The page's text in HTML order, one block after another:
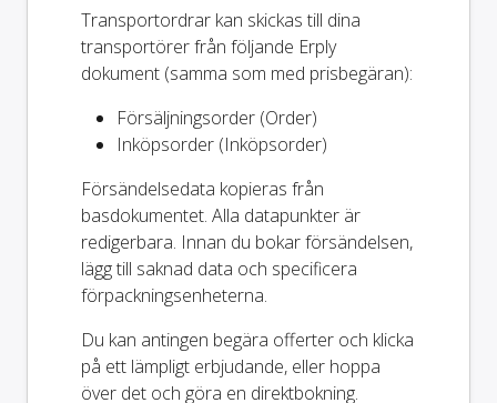
Transportordrar kan skickas till dina
transportörer från följande Erply
dokument (samma som med prisbegäran):
Försäljningsorder (Order)
Inköpsorder (Inköpsorder)
Försändelsedata kopieras från
basdokumentet. Alla datapunkter är
redigerbara. Innan du bokar försändelsen,
lägg till saknad data och specificera
förpackningsenheterna.
Du kan antingen begära offerter och klicka
på ett lämpligt erbjudande, eller hoppa
över det och göra en direktbokning.